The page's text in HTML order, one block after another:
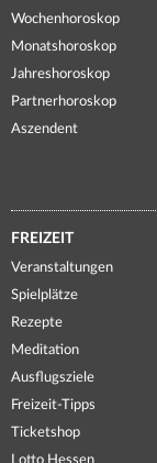
Wochenhoroskop
Monatshoroskop
Jahreshoroskop
Partnerhoroskop
Aszendent
FREIZEIT
Veranstaltungen
Spielplätze
Rezepte
Meditation
Ausflugsziele
Freizeit-Tipps
Ticketshop
Lotto Hessen